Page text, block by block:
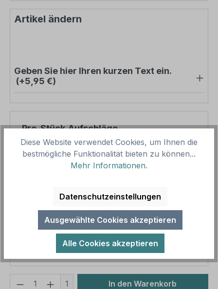
Artikel ändern
Geben Sie hier Ihren kurzen Text ein.
(+5,95 €)
Pro-Stück-Aufschläge
Produktpreis
33,84 €
Zwischensumme
Gesamtpreis
Preise inkl. MwSt. zzgl. Versandkosten
Aufgrund von Neuberechnungen im Warenkorb sind
abweichende Endpreise möglich.
Produkt Anzahl: Gib den
1 In den Warenkorb
Diese Website verwendet Cookies, um Ihnen die
bestmögliche Funktionalität bieten zu können...
Mehr Informationen.
Datenschutzeinstellungen
Ausgewählte Cookies akzeptieren
Alle Cookies akzeptieren